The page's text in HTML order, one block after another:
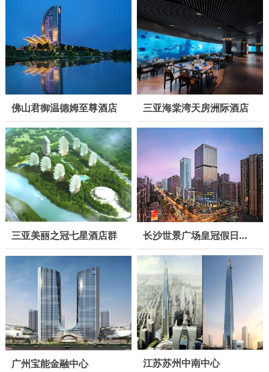
佛山君御温德姆至尊酒店 三亚海棠湾天房洲际酒店
长沙世景广场皇冠假日酒店
三亚美丽之冠七星酒店群
江苏苏州中南中心
广州宝能金融中心